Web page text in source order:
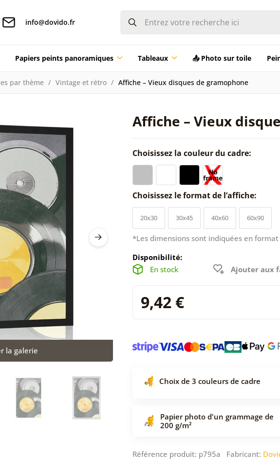
info@dovido.fr
Papiers peints panoramiques Tableaux 📤 Photo sur toile
par thème Vintage et rétro Affiche – Vieux disques de gramophone
Affiche – Vieux
la galerie
Choisissez la couleur du cadre:
Choisissez le format de l’affiche:
20x30 30x45 40x60 60x90
*Les dimensions sont indiquées en
Disponibilité:
En stock
Ajouter aux
9,42 €
Choix de 3 couleurs de cadre
Papier photo d'un grammage de
200 g/m²
Référence produit: p795a Fabricant: